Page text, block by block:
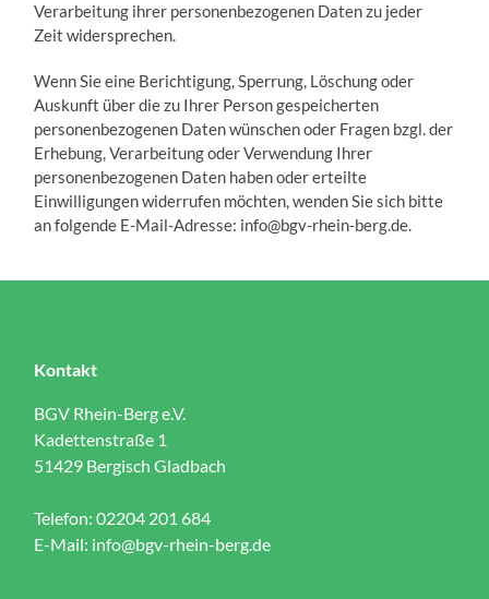
Verarbeitung ihrer personenbezogenen Daten zu jeder
Zeit widersprechen.
Wenn Sie eine Berichtigung, Sperrung, Löschung oder
Auskunft über die zu Ihrer Person gespeicherten
personenbezogenen Daten wünschen oder Fragen bzgl. der
Erhebung, Verarbeitung oder Verwendung Ihrer
personenbezogenen Daten haben oder erteilte
Einwilligungen widerrufen möchten, wenden Sie sich bitte
an folgende E-Mail-Adresse: info@bgv-rhein-berg.de.
Kontakt
BGV Rhein-Berg e.V.
Kadettenstraße 1
51429 Bergisch Gladbach
Telefon: 02204 201 684
E-Mail: info@bgv-rhein-berg.de